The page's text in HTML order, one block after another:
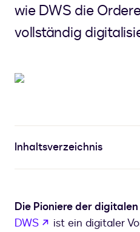
wie DWS die
vollständig
Inhaltsverzeichnis
Die Pioniere der
DWS
wird in einem
ist ein digitaler